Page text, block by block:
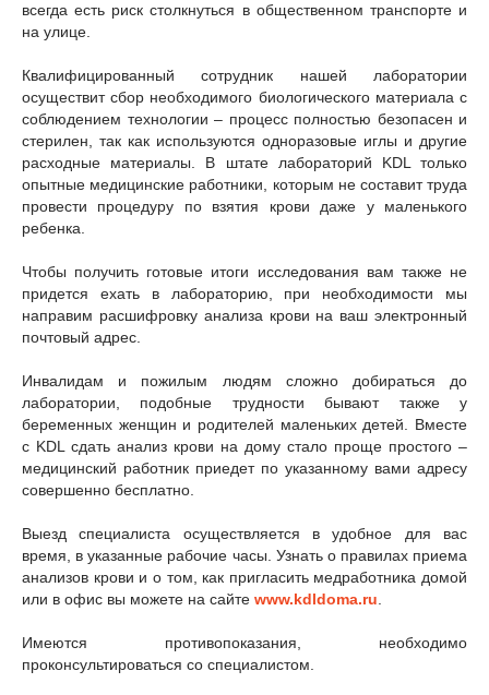
всегда есть риск столкнуться в общественном транспорте и
на улице.
Квалифицированный сотрудник нашей лаборатории
осуществит сбор необходимого биологического материала с
соблюдением технологии – процесс полностью безопасен и
стерилен, так как используются одноразовые иглы и другие
расходные материалы. В штате лабораторий KDL только
опытные медицинские работники, которым не составит труда
провести процедуру по взятия крови даже у маленького
ребенка.
Чтобы получить готовые итоги исследования вам также не
придется ехать в лабораторию, при необходимости мы
направим расшифровку анализа крови на ваш электронный
почтовый адрес.
Инвалидам и пожилым людям сложно добираться до
лаборатории, подобные трудности бывают также у
беременных женщин и родителей маленьких детей. Вместе
с KDL сдать анализ крови на дому стало проще простого –
медицинский работник приедет по указанному вами адресу
совершенно бесплатно.
Выезд специалиста осуществляется в удобное для вас
время, в указанные рабочие часы. Узнать о правилах приема
анализов крови и о том, как пригласить медработника домой
или в офис вы можете на сайте www.kdldoma.ru
Имеются противопоказания, необходимо
проконсультироваться со специалистом.